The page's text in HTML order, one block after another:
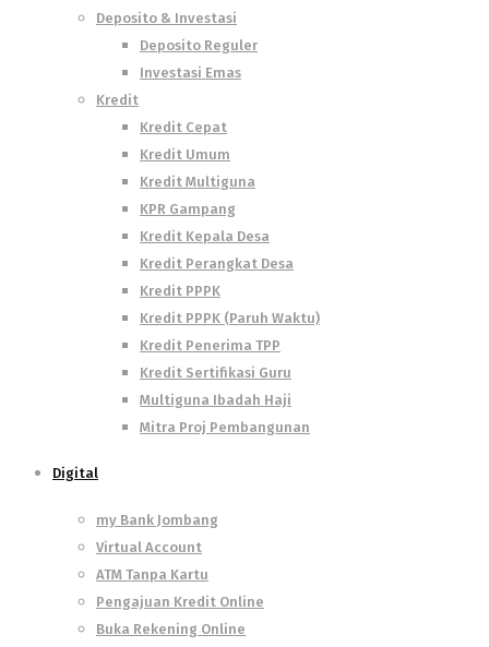
Deposito & Investasi
Deposito Reguler
Investasi Emas
Kredit
Kredit Cepat
Kredit Umum
Kredit Multiguna
KPR Gampang
Kredit Kepala Desa
Kredit Perangkat Desa
Kredit PPPK
Kredit PPPK (Paruh Waktu)
Kredit Penerima TPP
Kredit Sertifikasi Guru
Multiguna Ibadah Haji
Mitra Proj Pembangunan
Digital
my Bank Jombang
Virtual Account
ATM Tanpa Kartu
Pengajuan Kredit Online
Buka Rekening Online